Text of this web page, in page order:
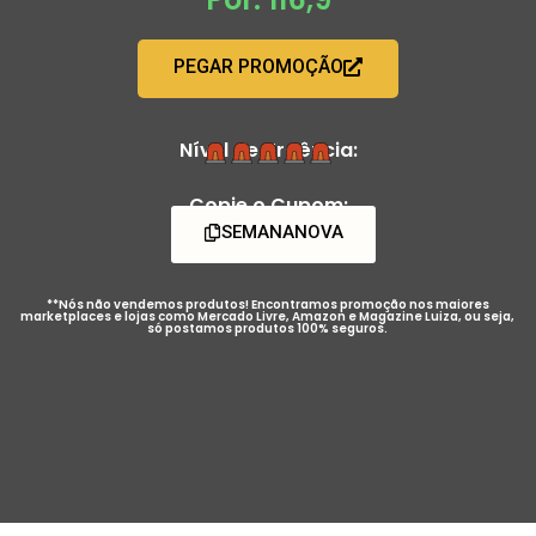
PEGAR PROMOÇÃO
Nível de Urgência:
Copie o Cupom:
SEMANANOVA
**Nós não vendemos produtos! Encontramos promoção nos maiores
marketplaces e lojas como Mercado Livre, Amazon e Magazine Luiza, ou seja,
só postamos produtos 100% seguros.